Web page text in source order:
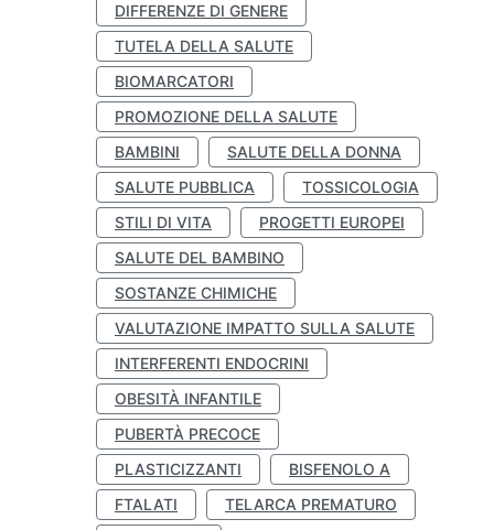
DIFFERENZE DI GENERE
TUTELA DELLA SALUTE
BIOMARCATORI
PROMOZIONE DELLA SALUTE
BAMBINI
SALUTE DELLA DONNA
SALUTE PUBBLICA
TOSSICOLOGIA
STILI DI VITA
PROGETTI EUROPEI
SALUTE DEL BAMBINO
SOSTANZE CHIMICHE
VALUTAZIONE IMPATTO SULLA SALUTE
INTERFERENTI ENDOCRINI
OBESITÀ INFANTILE
PUBERTÀ PRECOCE
PLASTICIZZANTI
BISFENOLO A
FTALATI
TELARCA PREMATURO